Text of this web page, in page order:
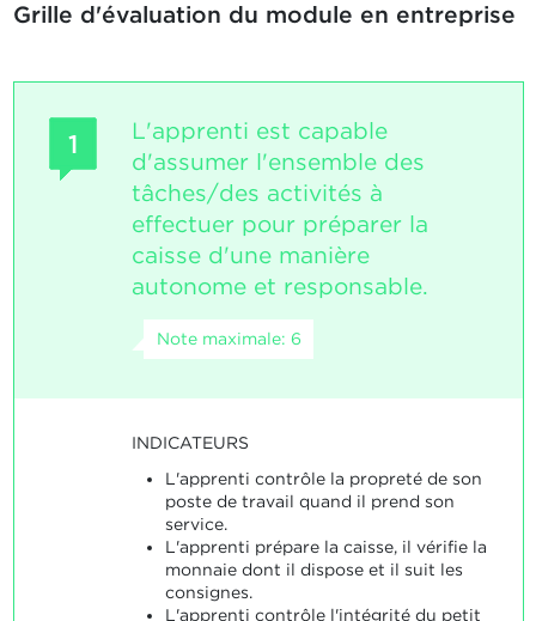
Grille d'évaluation du module en entreprise
1
L'apprenti est capable
d'assumer l'ensemble des
tâches/des activités à
effectuer pour préparer la
caisse d'une manière
autonome et responsable.
Note maximale: 6
INDICATEURS
L'apprenti contrôle la propreté de son
poste de travail quand il prend son
service.
L'apprenti prépare la caisse, il vérifie la
monnaie dont il dispose et il suit les
consignes.
L'apprenti contrôle l'intégrité du petit